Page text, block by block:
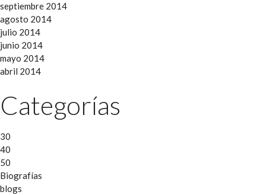
septiembre 2014
agosto 2014
julio 2014
junio 2014
mayo 2014
abril 2014
Categorías
30
40
50
Biografías
blogs